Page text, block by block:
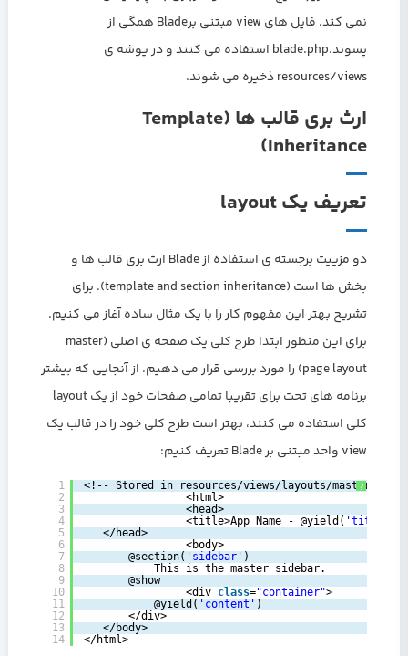
نمی کند. فایل های view مبتنی برBlade همگی از
پسوند.blade.php استفاده می کنند و در پوشه ی
resources/views ذخیره می شوند.
ارث بری قالب ها (Template
Inheritance)
تعریف یک layout
دو مزییت برجسته ی استفاده از Blade ارث بری قالب ها و
بخش ها است (template and section inheritance). برای
تشریح بهتر این مفهوم کار را با یک مثال ساده آغاز می کنیم.
برای این منظور ابتدا طرح کلی یک صفحه ی اصلی (master
page layout) را مورد بررسی قرار می دهیم. از آنجایی که بیشتر
برنامه های تحت برای تقریبا تمامی صفحات خود از یک layout
کلی استفاده می کنند، بهتر است طرح کلی خود را در قالب یک
view واحد مبتنی بر Blade تعریف کنیم:
?
1
2
3
4
5
6
7
8
9
10
11
12
13
14
<!-- Stored in resources/views/layouts/
<html>
<head>
<title>App Name - @yield( 'title'
</head>
<body>
@section( 'sidebar' )
This is the master sidebar.
@show
<div class="container">
@yield( 'content' )
</div>
</body>
</html>